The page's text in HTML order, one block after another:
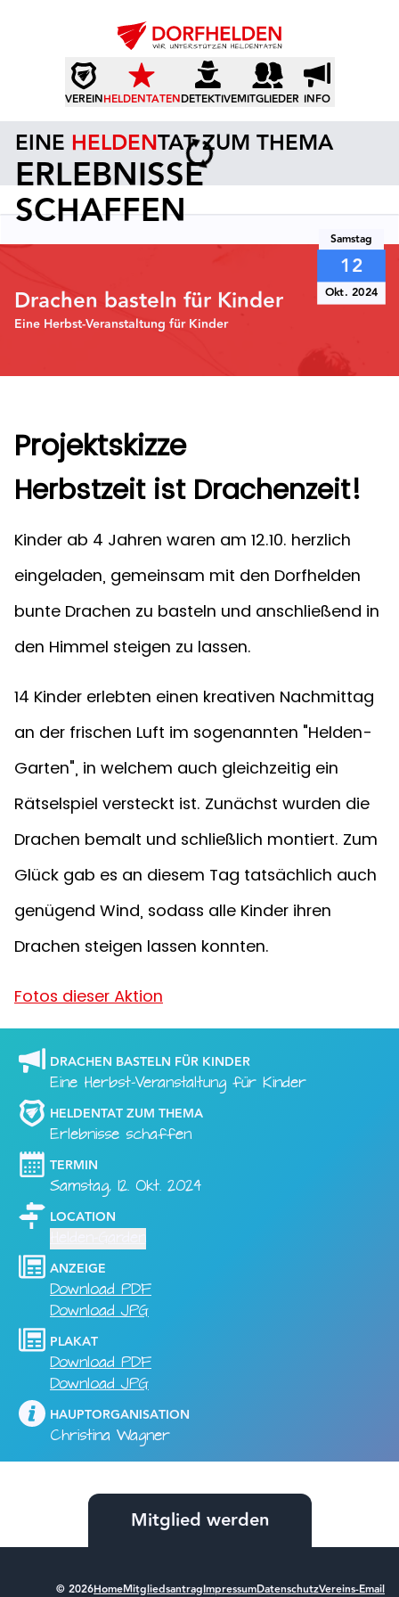
VEREINHELDENTATENDETEKTIVEMITGLIEDER INFO
EINE HELDENTAT ZUM THEMA
ERLEBNISSE
SCHAFFEN
Samstag
12
Okt. 2024
Drachen basteln für Kinder
Eine Herbst-Veranstaltung für Kinder
Projektskizze
Herbstzeit ist Drachenzeit!
Kinder ab 4 Jahren waren am 12.10. herzlich
eingeladen, gemeinsam mit den Dorfhelden
bunte Drachen zu basteln und anschließend in
den Himmel steigen zu lassen.
14 Kinder erlebten einen kreativen Nachmittag
an der frischen Luft im sogenannten "Helden-
Garten", in welchem auch gleichzeitig ein
Rätselspiel versteckt ist. Zunächst wurden die
Drachen bemalt und schließlich montiert. Zum
Glück gab es an diesem Tag tatsächlich auch
genügend Wind, sodass alle Kinder ihren
Drachen steigen lassen konnten.
Fotos dieser Aktion
DRACHEN BASTELN FÜR KINDER
Eine Herbst-Veranstaltung für Kinder
HELDENTAT ZUM THEMA
Erlebnisse schaffen
TERMIN
Samstag, 12. Okt. 2024
LOCATION
ANZEIGE
Download PDF
Download JPG
PLAKAT
Download PDF
Download JPG
HAUPTORGANISATION
Christina Wagner
Mitglied werden
© 2026HomeMitgliedsantragImpressumDatenschutzVereins-Email